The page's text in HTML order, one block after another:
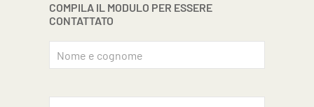
COMPILA IL MODULO PER ESSERE
CONTATTATO